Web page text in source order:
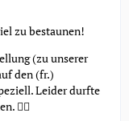
zu bestaunen!
(zu unserer
den (fr.)
Leider durfte
🤷‍♂️